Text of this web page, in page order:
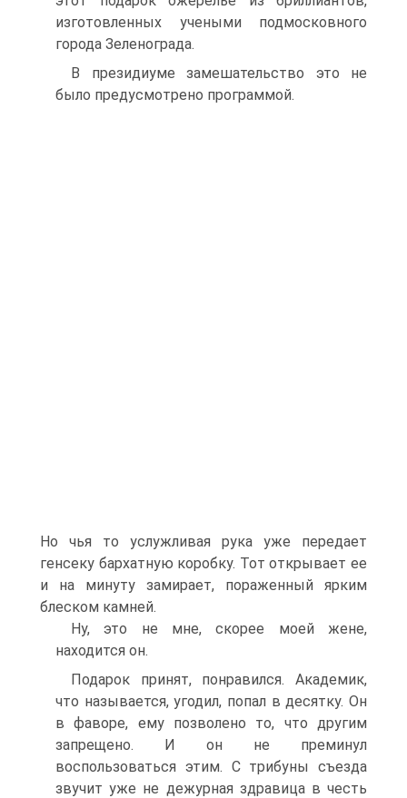
изготовленных учеными подмосковного
города Зеленограда.
В президиуме замешательство это не
было предусмотрено программой.
Но чья то услужливая рука уже передает
генсеку бархатную коробку. Тот открывает ее
и на минуту замирает, пораженный ярким
блеском камней.
Ну, это не мне, скорее моей жене,
находится он.
Подарок принят, понравился. Академик,
что называется, угодил, попал в десятку. Он
в фаворе, ему позволено то, что другим
запрещено. И он не преминул
воспользоваться этим. С трибуны съезда
звучит уже не дежурная здравица в честь